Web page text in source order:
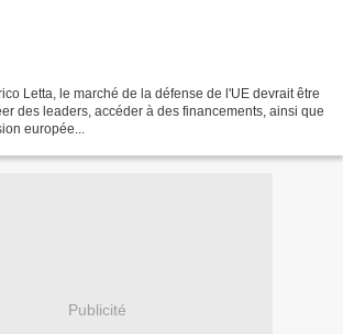
Letta, le marché de la défense de l'UE devrait être
des leaders, accéder à des financements, ainsi que
europée...
Publicité